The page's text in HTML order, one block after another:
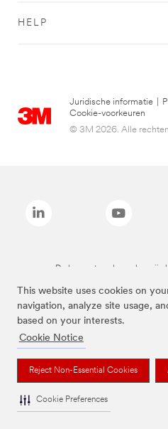
This website uses cookies on
navigation, analyze site usage,
based on your interests.
Cookie Notice
Reject Non-Essential Cookies
Cookie Preferences
HELP
Juridische informatie
Cookie-voorkeuren
© 3M 2026. Alle rechten
De bovenstaande merken zijn